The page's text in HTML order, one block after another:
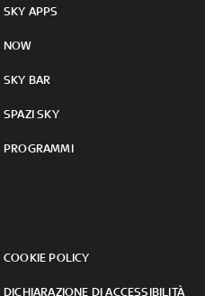
SKY APPS
NOW
SKY BAR
SPAZI SKY
PROGRAMMI
COOKIE POLICY
DICHIARAZIONE DI ACCESSIBILITÀ